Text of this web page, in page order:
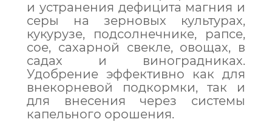
и устранения дефицита магния и
серы на зерновых культурах,
кукурузе, подсолнечнике, рапсе,
сое, сахарной свекле, овощах, в
садах и виноградниках.
Удобрение эффективно как для
внекорневой подкормки, так и
для внесения через системы
капельного орошения.